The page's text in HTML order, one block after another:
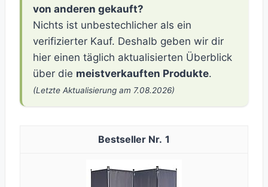
von anderen gekauft?
Nichts ist unbestechlicher als ein
verifizierter Kauf. Deshalb geben wir dir
hier einen täglich aktualisierten Überblick
über die meistverkauften Produkte.
(Letzte Aktualisierung am 7.08.2026)
1